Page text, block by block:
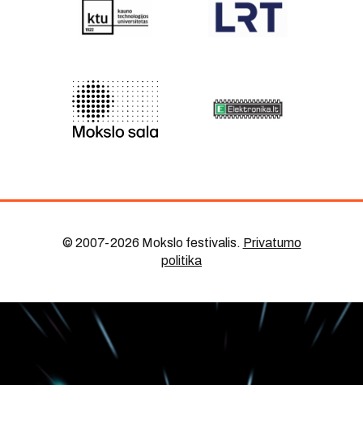
© 2007-2026 Mokslo festivalis. Privatumo
politika